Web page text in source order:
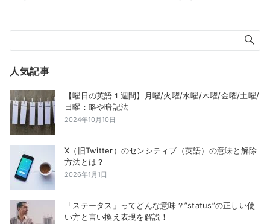
人気記事
【曜日の英語１週間】月曜/火曜/水曜/木曜/金曜/土曜/
日曜：略や暗記法
2024年10月10日
X（旧Twitter）のセンシティブ（英語）の意味と解除
方法とは？
2026年1月1日
「ステータス」ってどんな意味？”status”の正しい使
い方と言い換え表現を解説！